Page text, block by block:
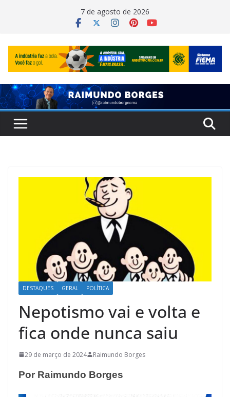
7 de agosto de 2026
DESTAQUES GERAL POLÍTICA
Nepotismo vai e volta e
fica onde nunca saiu
29 de março de 2024 Raimundo Borges
Por Raimundo Borges